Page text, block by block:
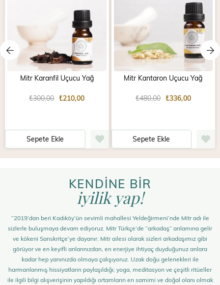
Mitr Karanfil Uçucu Yağ
₺210,00
₺300,00
Sepete Ekle
Mitr Kantaron Uçucu Yağ
₺336,00
₺480,00
Sepete Ekle
KENDİNE BİR
iyilik yap!
“2019’dan beri Kadıköy’ün sevimli mahallesi Yeldeğirmeni’nde Mitr adı ile
sizlerle buluşmaya devam ediyoruz. Mitr Türkçe’de “arkadaş” anlamına gelir
ve kökeni Sanskritçe’ye dayanır. Mitr ailesi olarak sizleri arkadaşımız gibi
görüyor ve en keyifli anlarınızdan, en enerjiye ihtiyaç duyduğunuz anlara
kadar hep yanınızda olmaya çalışıyoruz. Uzak doğu gelenekleri ile
harmanlanmış hissiyatların paylaşıldığı; yoga, meditasyon ve çeşitli ritüeller
ile ilgili bilgi alışverişinin yapıldığı ortamların en samimi ve doğal olanı olmak